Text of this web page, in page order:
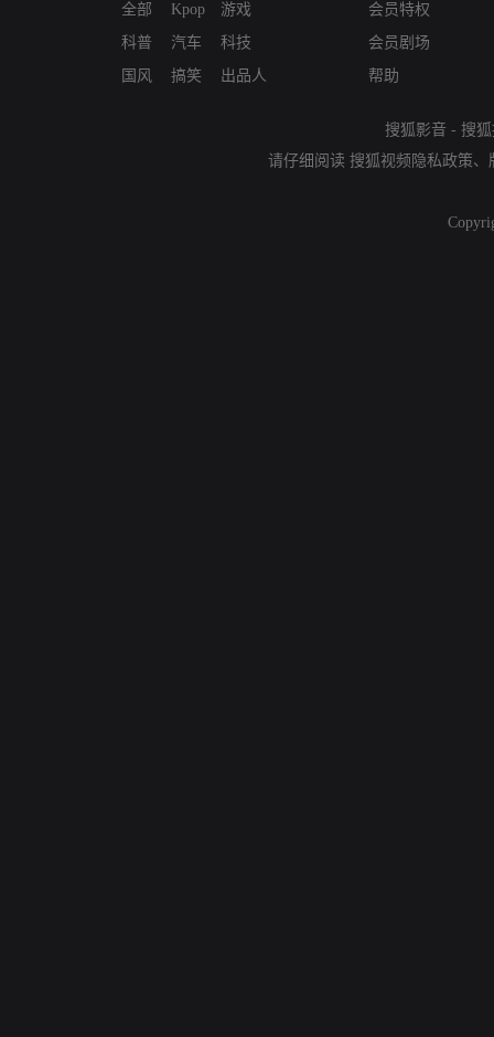
全部
科普
国风
Kpop
汽车
搞笑
游戏
科技
出品人
会员特权
会员剧场
帮助
搜狐影音 - 搜
请仔细阅读 搜狐视频隐私政策、